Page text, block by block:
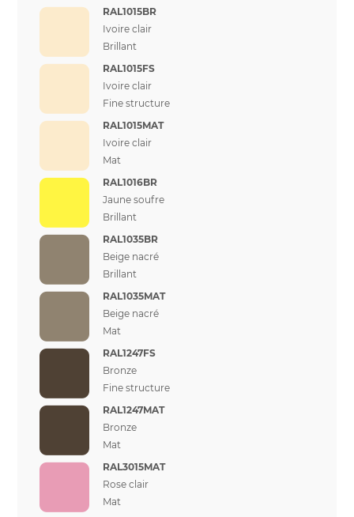
RAL1015BR
Ivoire clair
Brillant
RAL1015FS
Ivoire clair
Fine structure
RAL1015MAT
Ivoire clair
Mat
RAL1016BR
Jaune soufre
Brillant
RAL1035BR
Beige nacré
Brillant
RAL1035MAT
Beige nacré
Mat
RAL1247FS
Bronze
Fine structure
RAL1247MAT
Bronze
Mat
RAL3015MAT
Rose clair
Mat